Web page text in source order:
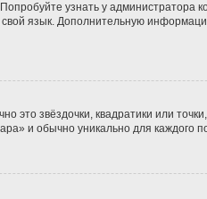
узнать у администратора
свой язык. Дополнительную
это звёздочки, квадратики или
и обычно уникально для каждого